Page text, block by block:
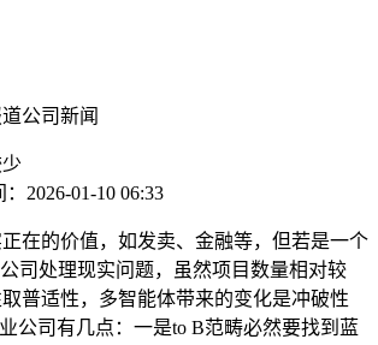
公司新闻
：2026-01-10 06:33
的价值，如发卖、金融等，但若是一个
司处理现实问题，虽然项目数量相对较
普适性，多智能体带来的变化是冲破性
公司有几点：一是to B范畴必然要找到蓝